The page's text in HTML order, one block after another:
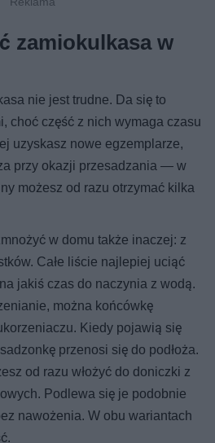
zamiokulkasa w
nie jest trudne. Da się to
choć część z nich wymaga czasu
uzyskasz nowe egzemplarze,
przy okazji przesadzania — w
możesz od razu otrzymać kilka
w domu także inaczej: z
Całe liście najlepiej uciąć
jakiś czas do naczynia z wodą.
można końcówkę
Kiedy pojawią się
przenosi się do podłoża.
od razu włożyć do doniczki z
Podlewa się je podobnie
nawożenia. W obu wariantach